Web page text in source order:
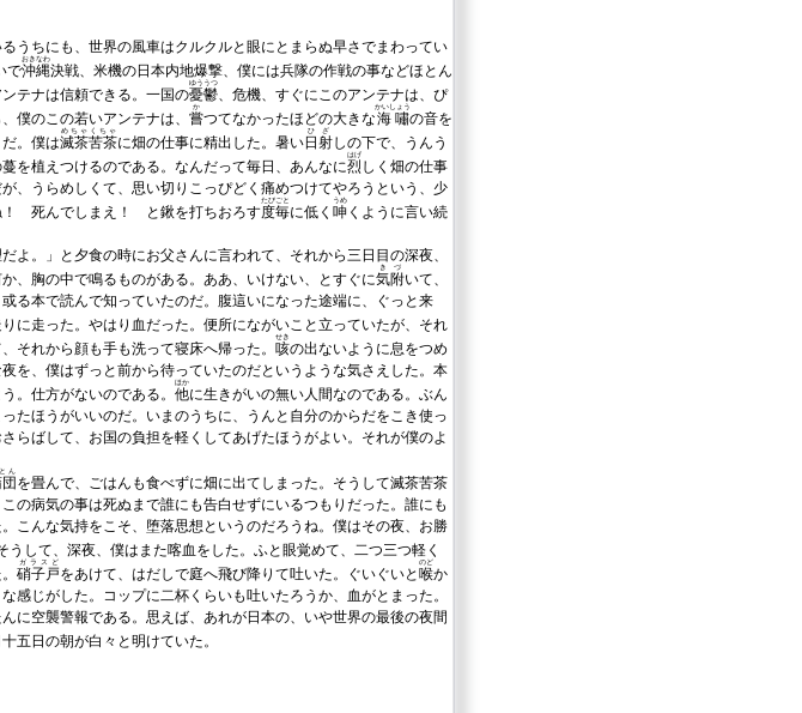
うちにも、世界の風車はクルクルと眼にとまらぬ早さでまわってい
で沖縄
おきなわ
決戦、米機の日本内地爆撃、僕には兵隊の作戦の事などほとん
テナは信頼できる。一国の憂鬱
ゆううつ
、危機、すぐにこのアンテナは、ぴ
僕のこの若いアンテナは、 嘗
か
つてなかったほどの大きな海嘯
かいしょう
の音を
。僕は滅茶苦茶
めちゃくちゃ
に畑の仕事に精出した。暑い日射
ひざ
しの下で、うんう
を植えつけるのである。なんだって毎日、あんなに烈
はげ
しく畑の仕事
、うらめしくて、思い切りこっぴどく痛めつけてやろうという、少
！ 死んでしまえ！ と鍬を打ちおろす度毎
たびごと
に低く 呻
うめ
くように言い続
よ。」と夕食の時にお父さんに言われて、それから三日目の深夜、
、胸の中で鳴るものがある。ああ、いけない、とすぐに気附
きづ
いて、
る本で読んで知っていたのだ。腹這いになった途端に、ぐっと来
に走った。やはり血だった。便所にながいこと立っていたが、それ
それから顔も手も洗って寝床へ帰った。 咳
せき
の出ないように息をつめ
を、僕はずっと前から待っていたのだというような気さえした。本
。仕方がないのである。 他
ほか
に生きがいの無い人間なのである。ぶん
たほうがいいのだ。いまのうちに、うんと自分のからだをこき使っ
らばして、お国の負担を軽くしてあげたほうがよい。それが僕のよ
ん
を畳んで、ごはんも食べずに畑に出てしまった。そうして滅茶苦茶
の病気の事は死ぬまで誰にも告白せずにいるつもりだった。誰にも
こんな気持をこそ、堕落思想というのだろうね。僕はその夜、お勝
うして、深夜、僕はまた喀血をした。ふと眼覚めて、二つ三つ軽く
硝子戸
ガラスど
をあけて、はだしで庭へ飛び降りて吐いた。ぐいぐいと喉
のど
か
感じがした。コップに二杯くらいも吐いたろうか、血がとまった。
に空襲警報である。思えば、あれが日本の、いや世界の最後の夜間
五日の朝が白々と明けていた。